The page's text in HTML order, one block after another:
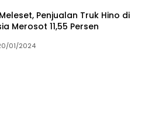
Penjualan Truk Hino di
Merosot 11,55 Persen
01/2024